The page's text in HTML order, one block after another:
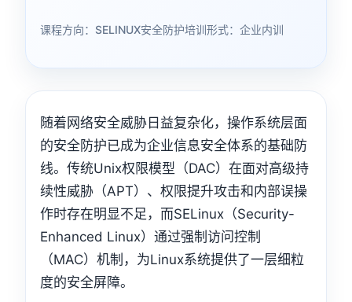
课程方向：SELINUX安全防护培训形式：企业内训
随着网络安全威胁日益复杂化，操作系统层面
的安全防护已成为企业信息安全体系的基础防
线。传统Unix权限模型（DAC）在面对高级持
续性威胁（APT）、权限提升攻击和内部误操
作时存在明显不足，而SELinux（Security-
Enhanced Linux）通过强制访问控制
（MAC）机制，为Linux系统提供了一层细粒
度的安全屏障。